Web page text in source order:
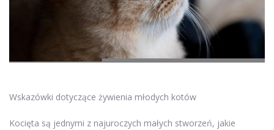
Wskazówki dotyczące żywienia młodych kotów
Kocięta są jednymi z najuroczych małych stworzeń, jakie